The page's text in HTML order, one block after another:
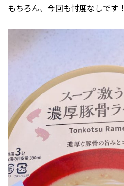
もちろん、今回も忖度なしです！